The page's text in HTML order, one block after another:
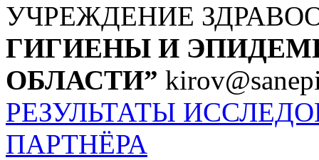
УЧРЕЖДЕНИЕ
ГИГИЕНЫ И
ОБЛАСТИ”
РЕЗУЛЬТАТЫ
ПАРТНЁРА